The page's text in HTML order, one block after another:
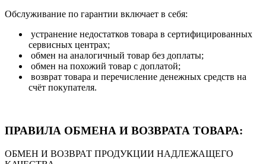
Обслуживание по гарантии включает в себя:
устранение недостатков товара в сертифицированных
сервисных центрах;
обмен на аналогичный товар без доплаты;
обмен на похожий товар с доплатой;
возврат товара и перечисление денежных средств на
счёт покупателя.
ПРАВИЛА ОБМЕНА И ВОЗВРАТА ТОВАРА:
ОБМЕН И ВОЗВРАТ ПРОДУКЦИИ НАДЛЕЖАЩЕГО